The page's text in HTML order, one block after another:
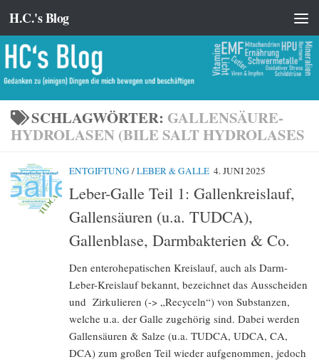
Zum Inhalt springen
H.C.'s Blog
SCHLAGWÖRTER: GALLENSÄURE-
HYDROLASEN (BILE SALT HYDROLASES
ENTGIFTUNG /LEBER & GALLE 4. JUNI 2025
Leber-Galle Teil 1: Gallenkreislauf,
Gallensäuren (u.a. TUDCA),
Gallenblase, Darmbakterien & Co.
Den enterohepatischen Kreislauf, auch als Darm-
Leber-Kreislauf bekannt, bezeichnet das Ausscheiden
und Zirkulieren (-> „Recyceln“) von Substanzen,
welche u.a. der Galle zugehörig sind. Dabei werden
Gallensäuren & Salze (u.a. TUDCA, UDCA, CA,
DCA) zum großen Teil wieder aufgenommen, jedoch